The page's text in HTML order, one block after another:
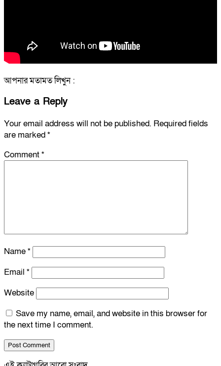
আপনার মতামত লিখুন :
Leave a Reply
Your email address will not be published. Required fields
are marked*
Comment*
Name*
Email *
Website
Save my name, email, and website in this browser for
the next time I comment.